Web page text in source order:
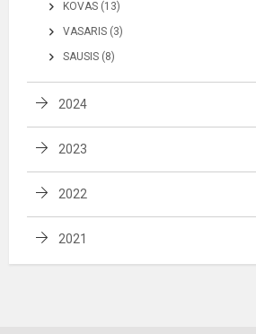
KOVAS (13)
VASARIS (3)
SAUSIS (8)
2024
2023
2022
2021